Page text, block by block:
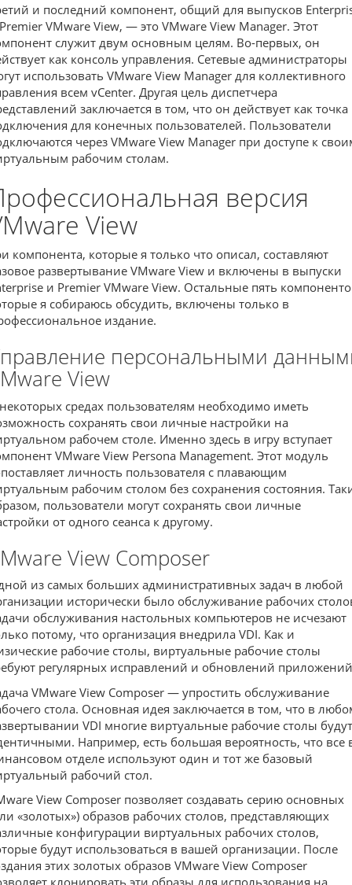
и последний компонент, общий для выпусков
VMware View, — это VMware View Manager. Этот
служит двум основным целям. Во-первых, он
как консоль управления. Сетевые администраторы
использовать VMware View Manager для коллективного
всем vCenter. Другая цель диспетчера
заключается в том, что он действует как точка
для конечных пользователей. Пользователи
через VMware View Manager при доступе к
рабочим столам.
версия
View
компонента, которые я только что описал, составляют
развертывание VMware View и включены в выпуски
и Premier VMware View. Остальные пять
я собираюсь обсудить, включены только в
издание.
персональными
View
средах пользователям необходимо иметь
сохранять свои личные настройки на
рабочем столе. Именно здесь в игру вступает
VMware View Persona Management. Этот модуль
личность пользователя с плавающим
рабочим столом без сохранения состояния.
пользователи могут сохранять свои личные
от одного сеанса к другому.
View Composer
из самых больших административных задач в любой
исторически было обслуживание рабочих
обслуживания настольных компьютеров не исчезают
потому, что организация внедрила VDI. Как и
рабочие столы, виртуальные рабочие столы
регулярных исправлений и обновлений
VMware View Composer — упростить обслуживание
стола. Основная идея заключается в том, что в
VDI многие виртуальные рабочие столы будут
Например, есть большая вероятность, что все
отделе используют один и тот же базовый
рабочий стол.
View Composer позволяет создавать серию основных
«золотых») образов рабочих столов, представляющих
конфигурации виртуальных рабочих столов,
будут использоваться в вашей организации. После
этих золотых образов VMware View Composer
клонировать эти образы для использования на